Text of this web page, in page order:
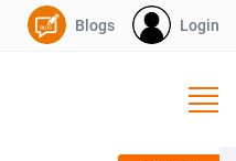
Login
Blogs